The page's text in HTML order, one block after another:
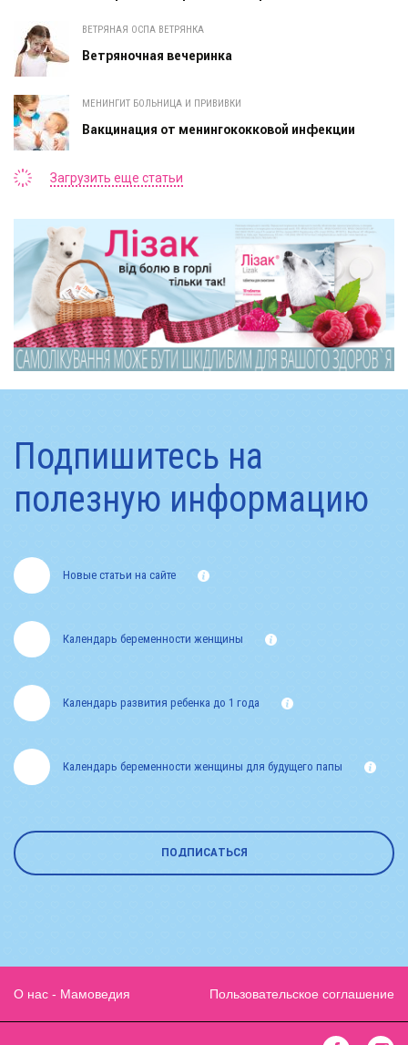
ВЕТРЯНАЯ ОСПА ВЕТРЯНКА
Ветряночная вечеринка
МЕНИНГИТ БОЛЬНИЦА И ПРИВИВКИ
Вакцинация от менингококковой инфекции
Загрузить еще статьи
Подпишитесь на
полезную информацию
Новые статьи на сайте
Календарь развития ребенка до 1 года
Календарь беременности женщины
Календарь беременности женщины для будущего папы
ПОДПИСАТЬСЯ
О нас - Мамоведия Пользовательское соглашение